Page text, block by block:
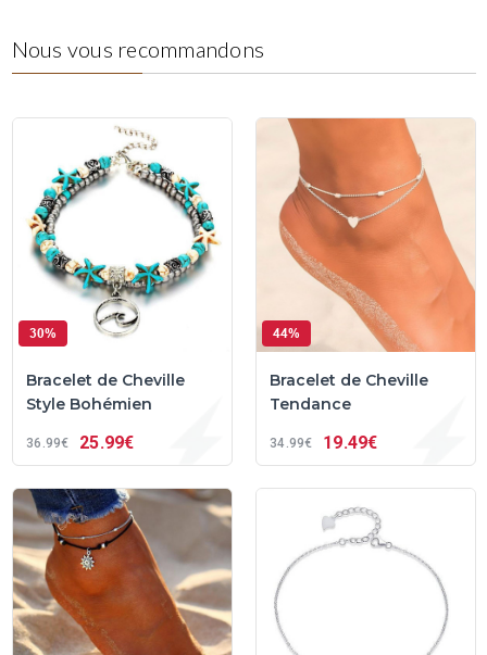
Nous vous recommandons
30%
Bracelet de Cheville
Style Bohémien
36 99€ 25 99€
44%
Bracelet de Cheville
Tendance
34 99€ 19 49€